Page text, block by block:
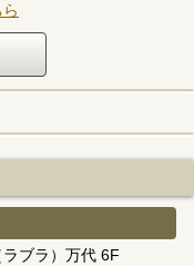
ブラ）万代 6F